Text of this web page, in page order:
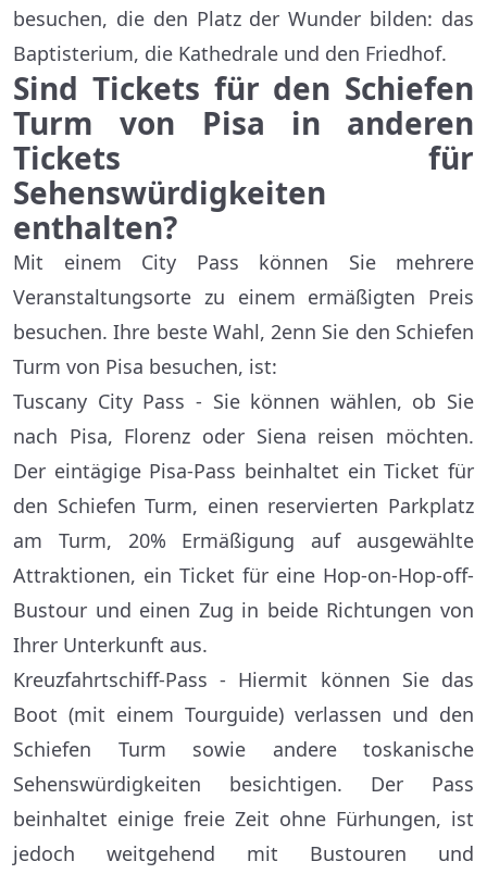
besuchen, die den Platz der Wunder bilden: das
Baptisterium, die Kathedrale und den Friedhof.
Sind Tickets für den Schiefen
Turm von Pisa in anderen
Tickets für
Sehenswürdigkeiten
enthalten?
Mit einem City Pass können Sie mehrere
Veranstaltungsorte zu einem ermäßigten Preis
besuchen. Ihre beste Wahl, 2enn Sie den Schiefen
Turm von Pisa besuchen, ist:
Tuscany City Pass - Sie können wählen, ob Sie
nach Pisa, Florenz oder Siena reisen möchten.
Der eintägige Pisa-Pass beinhaltet ein Ticket für
den Schiefen Turm, einen reservierten Parkplatz
am Turm, 20% Ermäßigung auf ausgewählte
Attraktionen, ein Ticket für eine Hop-on-Hop-off-
Bustour und einen Zug in beide Richtungen von
Ihrer Unterkunft aus.
Kreuzfahrtschiff-Pass - Hiermit können Sie das
Boot (mit einem Tourguide) verlassen und den
Schiefen Turm sowie andere toskanische
Sehenswürdigkeiten besichtigen. Der Pass
beinhaltet einige freie Zeit ohne Fürhungen, ist
jedoch weitgehend mit Bustouren und